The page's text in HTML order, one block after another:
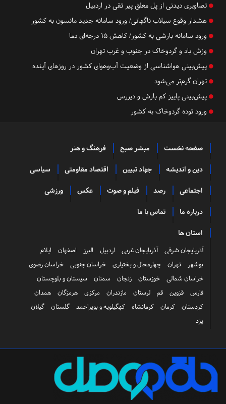
تصاویری دیدنی از پل معلق پیر تقی در اردبیل
هشدار وقوع سیلاب ناگهانی/ ورود سامانه جدید مانسون به کشور
ورود سامانه بارشی به کشور/ کاهش ۱۵ درجه‌ای دما
وزش باد و گردوخاک در جنوب و غرب تهران
پیش‌بینی هواشناسی از وضعیت آب‌وهوای کشور در روزهای آینده
تهران گرم‌تر می‌شود
پیش‌بینی پاییز کم بارش و دیررس
ورود توده گردوخاک به کشور
صفحه نخست مبشر صبح فرهنگ و هنر
دین و اندیشه جهاد تبیین اقتصاد مقاومتی سیاسی
اجتماعی رصد فیلم و صوت عکس ورزشی
درباره ما تماس با ما
استان ها
آذربایجان شرقی آذربایجان غربی اردبیل البرز اصفهان
ایلام
بوشهر
تهران چهارمحال و بختیاری خراسان جنوبی
خراسان رضوی
خراسان شمالی
خوزستان زنجان سمنان
سیستان و بلوچستان
فارس
قزوین قم لرستان مازندران مرکزی هرمزگان
همدان
کردستان
کرمان کرمانشاه کهگیلویه و بویراحمد گلستان
گیلان
یزد